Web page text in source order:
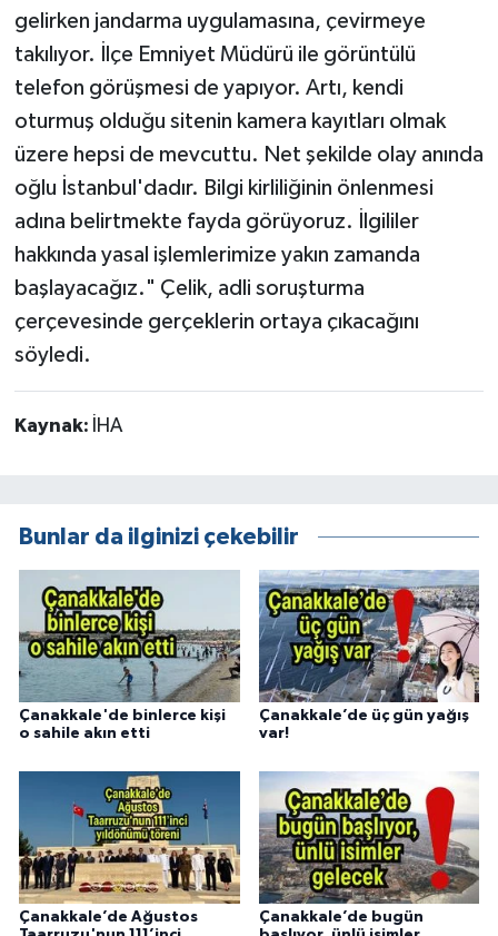
gelirken jandarma uygulamasına, çevirmeye
takılıyor. İlçe Emniyet Müdürü ile görüntülü
telefon görüşmesi de yapıyor. Artı, kendi
oturmuş olduğu sitenin kamera kayıtları olmak
üzere hepsi de mevcuttu. Net şekilde olay anında
oğlu İstanbul'dadır. Bilgi kirliliğinin önlenmesi
adına belirtmekte fayda görüyoruz. İlgililer
hakkında yasal işlemlerimize yakın zamanda
başlayacağız." Çelik, adli soruşturma
çerçevesinde gerçeklerin ortaya çıkacağını
söyledi.
Kaynak: İHA
Bunlar da ilginizi çekebilir
Çanakkale'de binlerce kişi
o sahile akın etti
Çanakkale’de üç gün yağış
var!
Çanakkale’de Ağustos
Çanakkale’de bugün